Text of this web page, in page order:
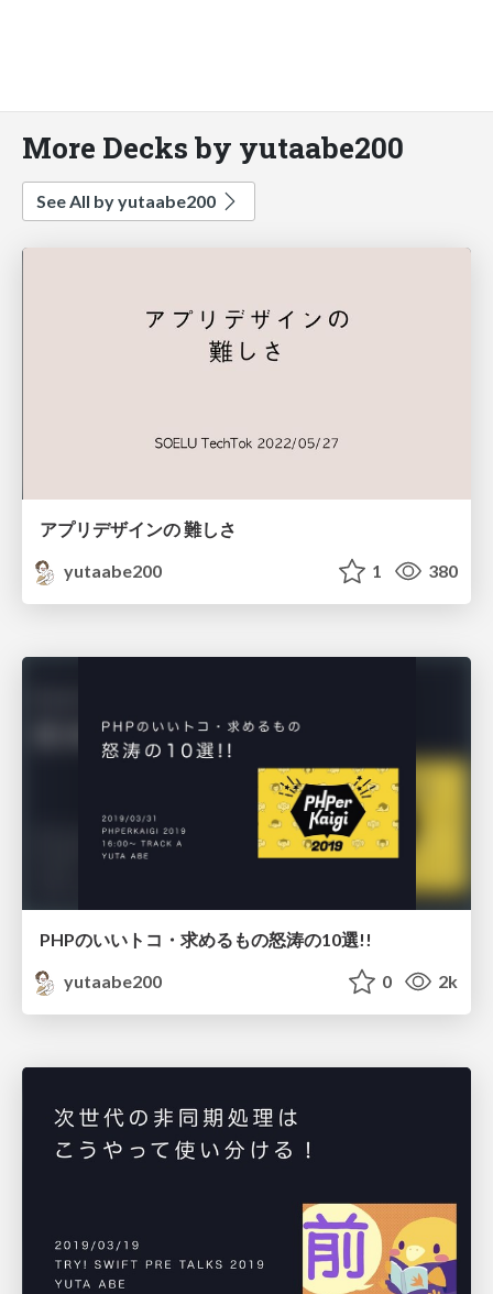
More Decks by yutaabe200
See All by yutaabe200
アプリデザインの 難しさ
yutaabe200
1 380
PHPのいいトコ・求めるもの怒涛の10選!!
yutaabe200
0 2k